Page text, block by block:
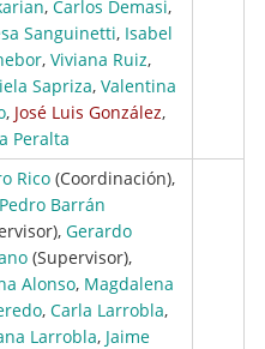
, Carlos Demasi,
Sanguinetti, Isabel
, Viviana Ruiz,
Sapriza, Valentina
, José Luis González,
Peralta
Rico (Coordinación),
Barrán
Gerardo
(Supervisor),
Alonso, Magdalena
, Carla Larrobla,
Larrobla, Jaime